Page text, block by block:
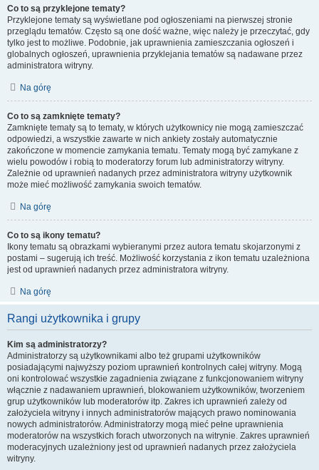
Co to są przyklejone tematy?
Przyklejone tematy są wyświetlane pod ogłoszeniami na pierwszej stronie
przeglądu tematów. Często są one dość ważne, więc należy je przeczytać, gdy
tylko jest to możliwe. Podobnie, jak uprawnienia zamieszczania ogłoszeń i
globalnych ogłoszeń, uprawnienia przyklejania tematów są nadawane przez
administratora witryny.
Na górę
Co to są zamknięte tematy?
Zamknięte tematy są to tematy, w których użytkownicy nie mogą zamieszczać
odpowiedzi, a wszystkie zawarte w nich ankiety zostały automatycznie
zakończone w momencie zamykania tematu. Tematy mogą być zamykane z
wielu powodów i robią to moderatorzy forum lub administratorzy witryny.
Zależnie od uprawnień nadanych przez administratora witryny użytkownik
może mieć możliwość zamykania swoich tematów.
Na górę
Co to są ikony tematu?
Ikony tematu są obrazkami wybieranymi przez autora tematu skojarzonymi z
postami – sugerują ich treść. Możliwość korzystania z ikon tematu uzależniona
jest od uprawnień nadanych przez administratora witryny.
Na górę
Rangi użytkownika i grupy
Kim są administratorzy?
Administratorzy są użytkownikami albo też grupami użytkowników
posiadającymi najwyższy poziom uprawnień kontrolnych całej witryny. Mogą
oni kontrolować wszystkie zagadnienia związane z funkcjonowaniem witryny
włącznie z nadawaniem uprawnień, blokowaniem użytkowników, tworzeniem
grup użytkowników lub moderatorów itp. Zakres ich uprawnień zależy od
założyciela witryny i innych administratorów mających prawo nominowania
nowych administratorów. Administratorzy mogą mieć pełne uprawnienia
moderatorów na wszystkich forach utworzonych na witrynie. Zakres uprawnień
moderacyjnych uzależniony jest od uprawnień nadanych przez założyciela
witryny.